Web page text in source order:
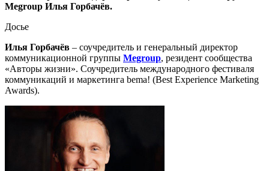
Megroup Илья Горбачёв.
Досье
Илья Горбачёв – соучредитель и генеральный директор
коммуникационной группы Megroup, резидент сообщества
«Авторы жизни». Соучредитель международного фестиваля
коммуникаций и маркетинга bema! (Best Experience Marketing
Awards).